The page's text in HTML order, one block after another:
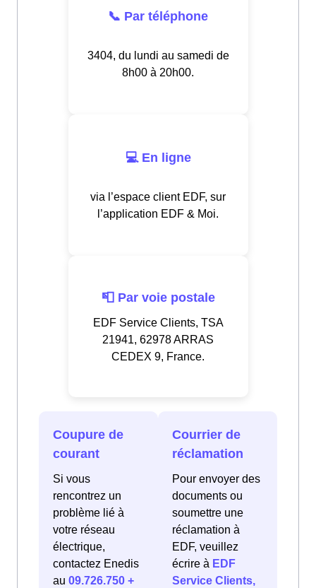
📞 Par téléphone
3404, du lundi au samedi de
8h00 à 20h00.
💻 En ligne
via l’espace client EDF, sur
l’application EDF & Moi.
📮 Par voie postale
EDF Service Clients, TSA
21941, 62978 ARRAS
CEDEX 9, France.
Coupure de
courant
Si vous
rencontrez un
problème lié à
votre réseau
électrique,
contactez Enedis
au 09.726.750 +
Courrier de
réclamation
Pour envoyer des
documents ou
soumettre une
réclamation à
EDF, veuillez
écrire à EDF
Service Clients,